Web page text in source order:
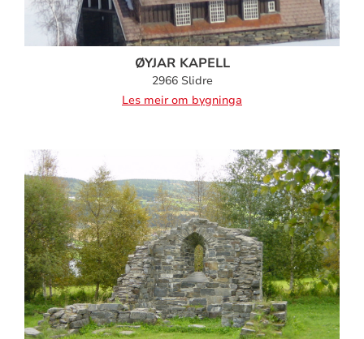
ØYJAR KAPELL
2966 Slidre
Les meir om bygninga